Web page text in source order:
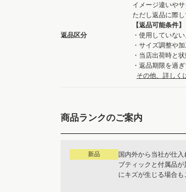
返品区分
イメージ違いや
ただし返品に際
【返品可能条件】
・使用していない
・サイズ調整や
・当店出荷時と
・返品期限を過ぎ
その他、詳しく
商品ランクのご案内
新品
国内外から当社が仕
ブティックと付属品
にキズが生じる場合も